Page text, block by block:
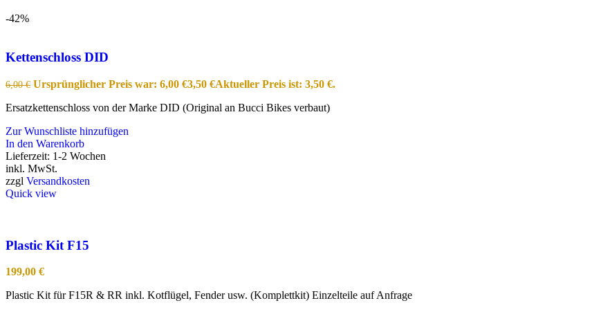
-42%
Kettenschloss DID
6,00€ Ursprünglicher Preis war: 6,00 €3,50 €Aktueller Preis ist: 3,50 €.
Ersatzkettenschloss von der Marke DID (Original an Bucci Bikes verbaut)
Zur Wunschliste hinzufügen
In den Warenkorb
Lieferzeit: 1-2 Wochen
inkl. MwSt.
zzgl Versandkosten
Quick view
Plastic Kit F15
199,00 €
Plastic Kit für F15R & RR inkl. Kotflügel, Fender usw. (Komplettkit) Einzelteile auf Anfrage